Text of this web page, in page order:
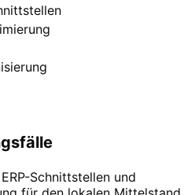
Schnittstellen und